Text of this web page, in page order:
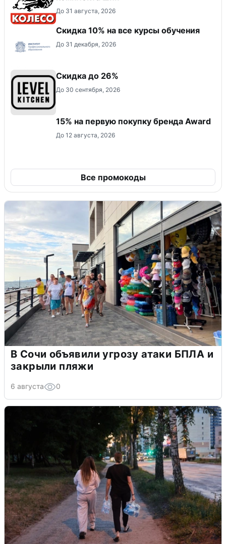
До 31 августа, 2026
Скидка 10% на все курсы обучения
До 31 декабря, 2026
Скидка до 26%
До 30 сентября, 2026
15% на первую покупку бренда Award
До 12 августа, 2026
Все промокоды
В Сочи объявили угрозу атаки БПЛА и
закрыли пляжи
6 августа 0